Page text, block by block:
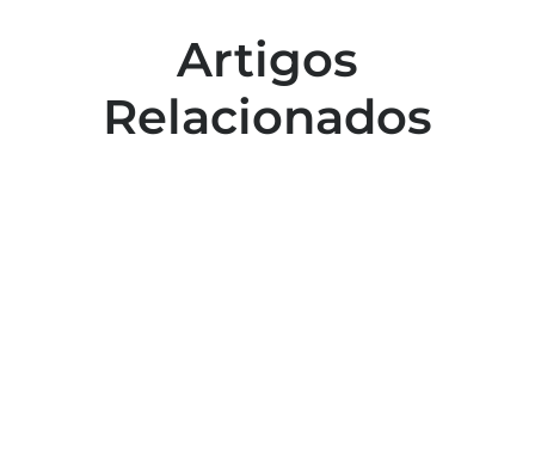
Artigos
Relacionados